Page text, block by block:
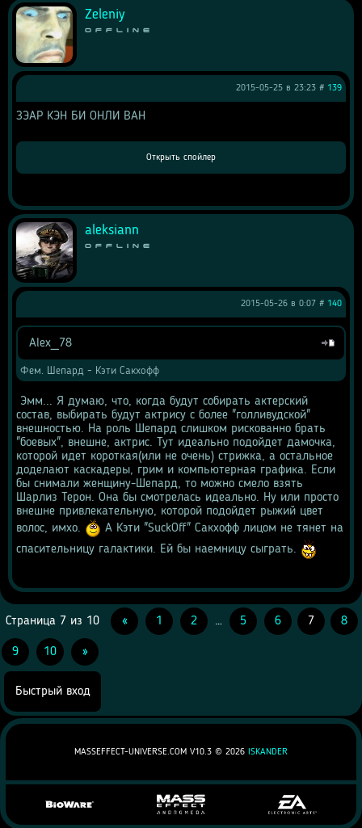
Zeleniy
Offline
2015-05-25 в 23:23 # 139
ЗЭАР КЭН БИ ОНЛИ ВАН
aleksiann
Offline
2015-05-26 в 0:07 # 140
Alex_78
Фем. Шепард - Кэти Сакхофф
состав, выбирать будут актрису с более "голливудской"
внешностью. На роль Шепард слишком рискованно брать
"боевых", внешне, актрис. Тут идеально подойдет дамочка,
которой идет короткая(или не очень) стрижка, а остальное
доделают каскадеры, грим и компьютерная графика. Если
бы снимали женщину-Шепард, то можно смело взять
Шарлиз Терон. Она бы смотрелась идеально. Ну или просто
внешне привлекательную, которой подойдет рыжий цвет
волос, имхо.
А Кэти "SuckOff" Сакхофф лицом не тянет на
спасительницу галактики. Ей бы наемницу сыграть.
Страница 7 из 10 « 1 2 … 5 6 7 8
9 10 »
MASSEFFECT-UNIVERSE.COM V10.3 © 2026 ISKANDER